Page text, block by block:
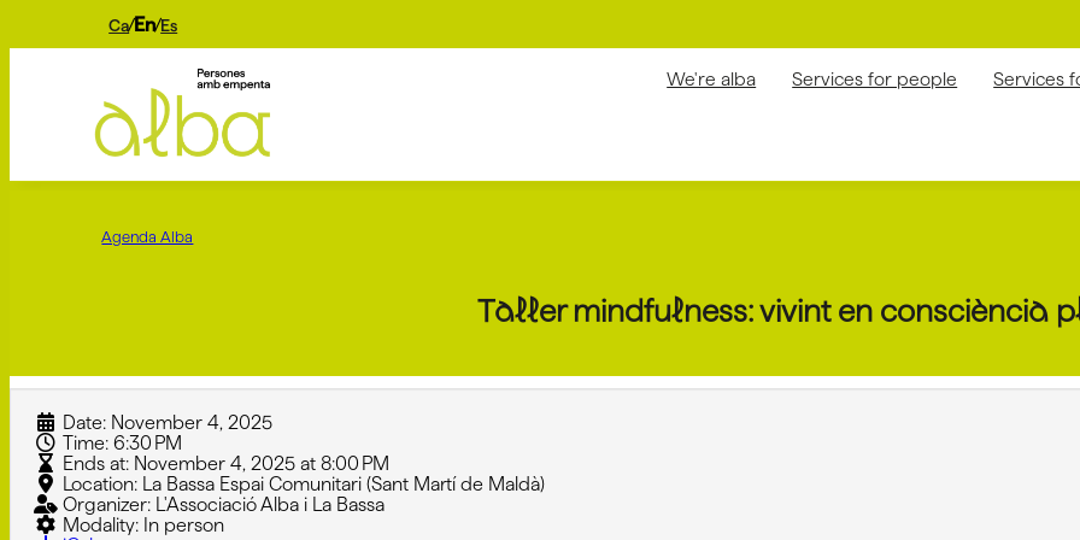
Ca En Es
We're alba Services for people Services
Agenda Alba
Taller mindfulness: vivint en consciència
Date: November 4, 2025
Time: 6:30 PM
Ends at: November 4, 2025 at 8:00 PM
Location:
La Bassa Espai Comunitari (Sant Martí de Maldà)
Organizer: L'Associació Alba i La Bassa
Modality: In person